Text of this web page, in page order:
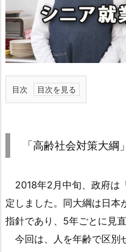
目次
1.
対
策
大
と
「高齢社会対策大綱
2018年2月中旬、政府は
定しました。同大綱は日本
指針であり、5年ごとに見直
今回は、人を年齢で区別